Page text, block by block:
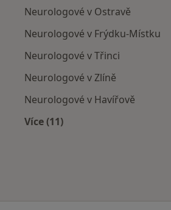
Neurologové v Ostravě
Neurologové v Frýdku-Místku
Neurologové v Třinci
Neurologové v Zlíně
Neurologové v Havířově
Více (11)